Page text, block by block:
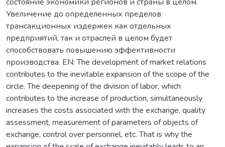
Увеличение до определенных пределов
трансакционных издержек как отдельных
предприятий, так и отраслей в целом будет
способствовать повышению эффективности
производства. EN: The development of market relations
contributes to the inevitable expansion of the scope of the
circle. The deepening of the division of labor, which
contributes to the increase of production, simultaneously
increases the costs associated with the exchange, quality
assessment, measurement of parameters of objects of
exchange, control over personnel, etc. That is why the